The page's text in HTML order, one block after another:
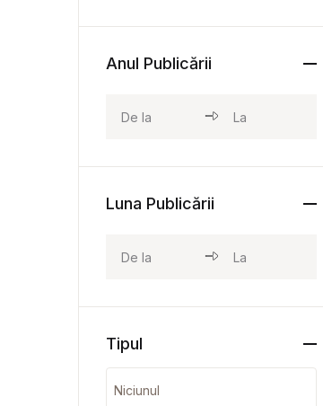
Anul Publicării
Luna Publicării
Tipul